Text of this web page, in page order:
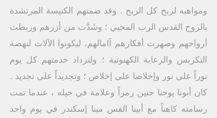
ومواهبه لربح كل الربح . وقد ضمتهم الكنيسة المرتشدة
بالروح القدس الرب المحيي ؛ وشَدَّت من أزرهم وربطت
أرواحهم وصهرت أفكارهم آامالهم، ليكونوا الآلات لنهضة
التكريس والرعاية الكهنوتية ؛ ولتزداد خدمتهم كل يوم
نوراً على نور وإخلاصا على إخلاص ؛ وتجديداً على تجديد .
كان أبونا يوحنا حنين رمزاً وعلامة في جيله ، عندما تمت
رسامته كاهناً مع أبينا القس مينا إسكندر في يوم واحد